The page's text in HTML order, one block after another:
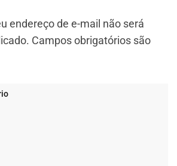
endereço de e-mail não será
Campos obrigatórios são